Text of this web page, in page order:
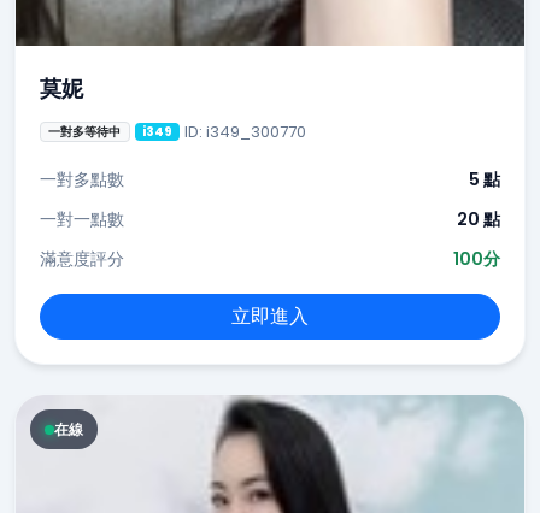
莫妮
一對多等待中 i349 ID: i349_300770
一對多點數
5 點
一對一點數
20 點
滿意度評分
100分
立即進入
在線